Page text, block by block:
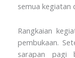
semua kegiatan
Rangkaian
pembukaan.
sarapan pagi